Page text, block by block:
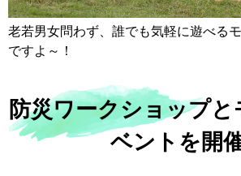
老若男女問わず、誰でも気軽に遊べる
ですよ～！
防災ワークショップ
ベントを開